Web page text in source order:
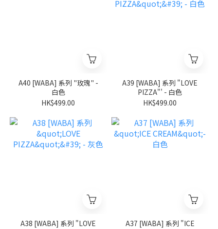
A40 [WABA] 系列 "玫瑰" -
白色
HK$499.00
A39 [WABA] 系列 "LOVE
PIZZA"' - 白色
HK$499.00
A38 [WABA] 系列 "LOVE
A37 [WABA] 系列 "ICE